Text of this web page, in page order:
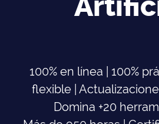
100% en línea | 100%
flexible |
Domina +20